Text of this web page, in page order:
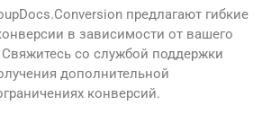
предлагают гибкие
в зависимости от вашего
со службой поддержки
дополнительной
конверсий.